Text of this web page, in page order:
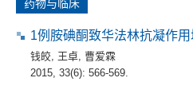
药物与临床
1例胺碘酮致华法林抗凝作
钱皎 王卓
曹爱霖
2015, 33(6): 566-569.